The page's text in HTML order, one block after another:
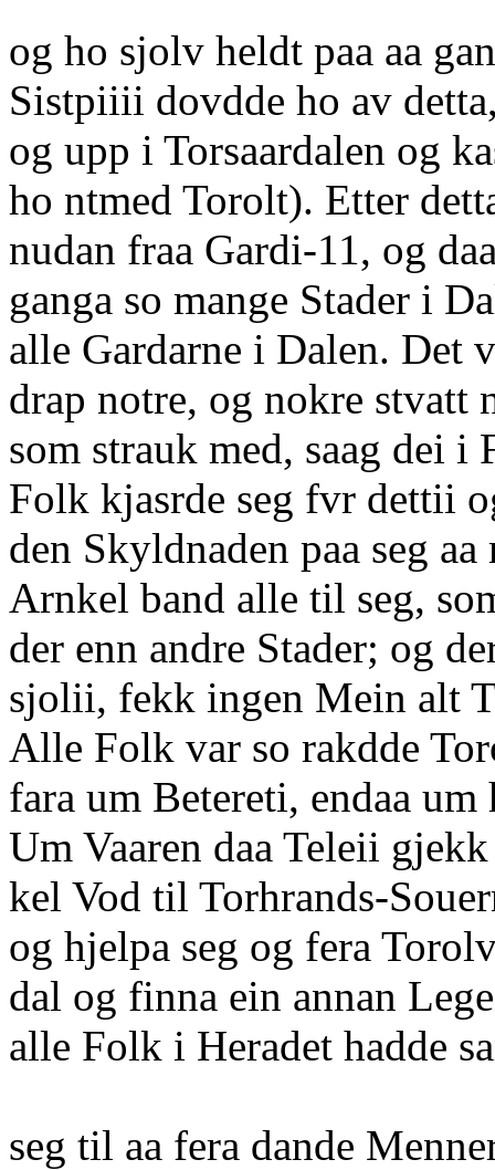
og ho sjolv heldt paa aa
Sistpiiii dovdde ho av
og upp i Torsaardalen og
ho ntmed Torolt). Etter
nudan fraa Gardi-11, og
ganga so mange Stader i
alle Gardarne i Dalen. Det
drap notre, og nokre stvatt
som strauk med, saag dei i
Folk kjasrde seg fvr dettii
den Skyldnaden paa seg
Arnkel band alle til seg,
der enn andre Stader; og
sjolii, fekk ingen Mein alt
Alle Folk var so rakdde
fara um Betereti, endaa
Um Vaaren daa Teleii
kel Vod til Torhrands-
og hjelpa seg og fera
dal og finna ein annan
alle Folk i Heradet hadde
seg til aa fera dande